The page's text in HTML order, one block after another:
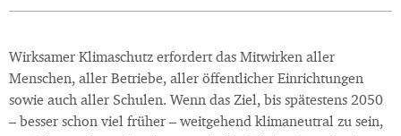
Wirksamer Klimaschutz erfordert das Mitwirken aller
Menschen, aller Betriebe, aller öffentlicher Einrichtungen
sowie auch aller Schulen. Wenn das Ziel, bis spätestens 2050
– besser schon viel früher – weitgehend klimaneutral zu sein,